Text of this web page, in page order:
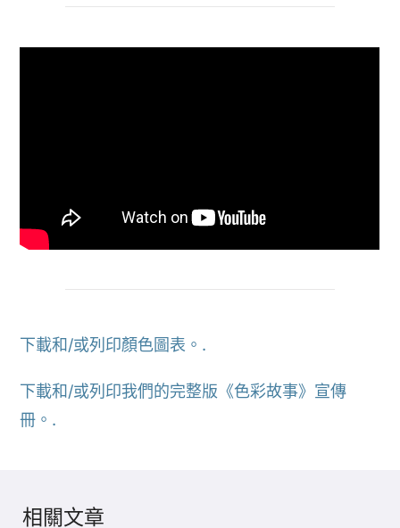
下載和/或列印顏色圖表。.
下載和/或列印我們的完整版《色彩故事》宣傳
冊。.
相關文章